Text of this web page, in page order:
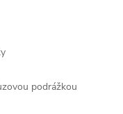
podrážkou